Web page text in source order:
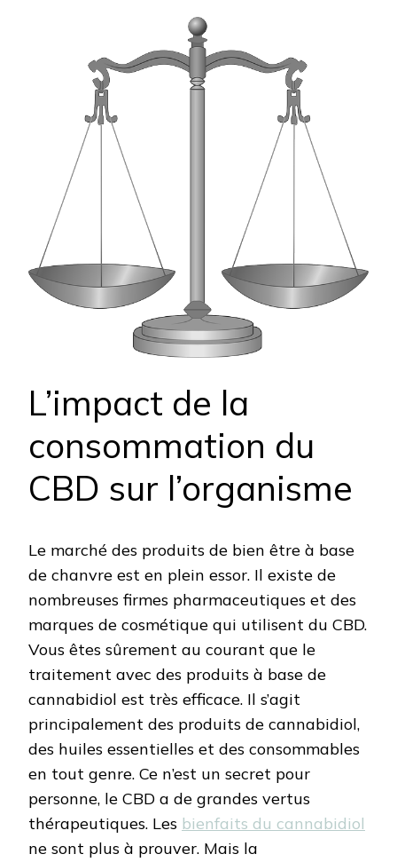
L’impact de la
consommation du
CBD sur l’organisme
Le marché des produits de bien être à base
de chanvre est en plein essor. Il existe de
nombreuses firmes pharmaceutiques et des
marques de cosmétique qui utilisent du CBD.
Vous êtes sûrement au courant que le
traitement avec des produits à base de
cannabidiol est très efficace. Il s’agit
principalement des produits de cannabidiol,
des huiles essentielles et des consommables
en tout genre. Ce n’est un secret pour
personne, le CBD a de grandes vertus
thérapeutiques. Les bienfaits du cannabidiol
ne sont plus à prouver. Mais la